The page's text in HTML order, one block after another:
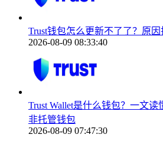
Trust钱包怎么更新不了了？原
2026-08-09 08:33:40
Trust Wallet是什么钱包？一文
非托管钱包
2026-08-09 07:47:30